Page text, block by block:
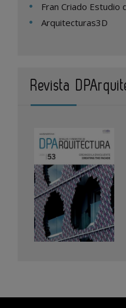
Fran Criado Estudio
Arquitecturas3D
Revista